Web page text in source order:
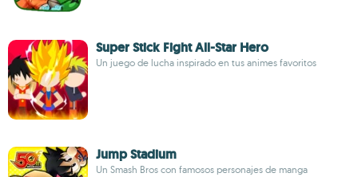
Super Stick Fight All-Star Hero
Un juego de lucha inspirado en tus animes favoritos
Jump Stadium
Un Smash Bros con famosos personajes de manga